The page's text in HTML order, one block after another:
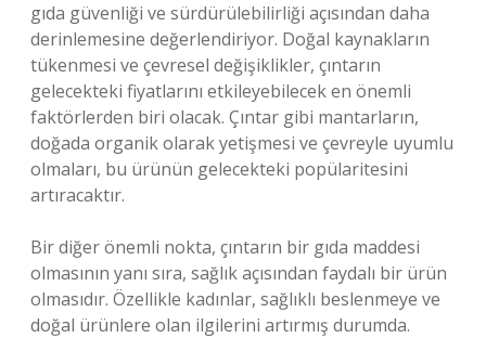
gıda güvenliği ve sürdürülebilirliği açısından daha
derinlemesine değerlendiriyor. Doğal kaynakların
tükenmesi ve çevresel değişiklikler, çıntarın
gelecekteki fiyatlarını etkileyebilecek en önemli
faktörlerden biri olacak. Çıntar gibi mantarların,
doğada organik olarak yetişmesi ve çevreyle uyumlu
olmaları, bu ürünün gelecekteki popülaritesini
artıracaktır.
Bir diğer önemli nokta, çıntarın bir gıda maddesi
olmasının yanı sıra, sağlık açısından faydalı bir ürün
olmasıdır. Özellikle kadınlar, sağlıklı beslenmeye ve
doğal ürünlere olan ilgilerini artırmış durumda.